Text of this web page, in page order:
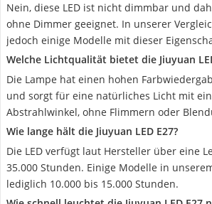
Nein, diese LED ist nicht dimmbar und
ohne Dimmer geeignet. In unserer
jedoch einige Modelle mit dieser
Welche Lichtqualität bietet die Jiuyuan
Die Lampe hat einen hohen
und sorgt für eine natürliches Licht mit
Abstrahlwinkel, ohne Flimmern oder
Wie lange hält die Jiuyuan LED E27?
Die LED verfügt laut Hersteller über eine
35.000 Stunden. Einige Modelle in
lediglich 10.000 bis 15.000 Stunden.